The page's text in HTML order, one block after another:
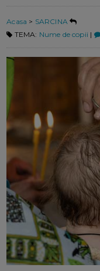
Acasa > SARCINA
TEMA: Nume de copii |